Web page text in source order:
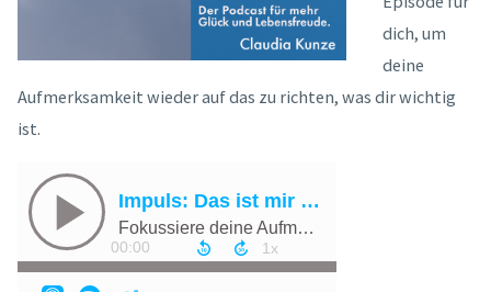
dich, um
deine
Aufmerksamkeit wieder auf das zu richten, was dir wichtig
ist.